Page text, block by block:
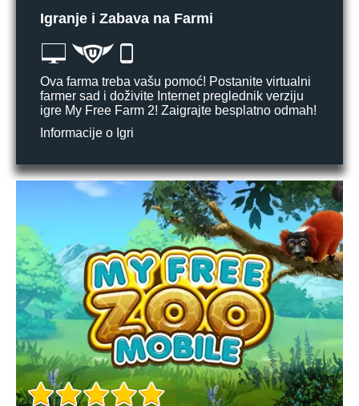
Igranje i Zabava na Farmi
Ova farma treba vašu pomoć! Postanite virtualni
farmer sad i doživite Internet preglednik verziju
igre My Free Farm 2! Zaigrajte besplatno odmah!
Informacije o Igri